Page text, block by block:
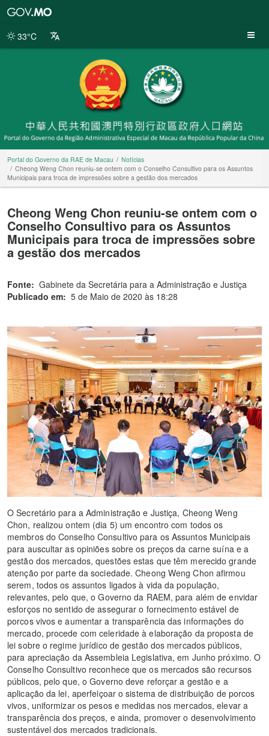
da
33°C
Portal do Governo da RAE de Macau
Notícias
Cheong Weng Chon reuniu-se ontem com o Conselho Consultivo para os Assuntos
Municipais para troca de impressões sobre a gestão dos mercados
Cheong Weng Chon reuniu-se ontem com o
Conselho Consultivo para os Assuntos
Municipais para troca de impressões sobre
a gestão dos mercados
Fonte: Gabinete da Secretária para a Administração e Justiça
Publicado em: 5 de Maio de 2020 às 18:28
O Secretário para a Administração e Justiça, Cheong Weng
Chon, realizou ontem (dia 5) um encontro com todos os
membros do Conselho Consultivo para os Assuntos Municipais
para auscultar as opiniões sobre os preços da carne suína e a
gestão dos mercados, questões estas que têm merecido grande
atenção por parte da sociedade. Cheong Weng Chon afirmou
serem, todos os assuntos ligados à vida da população,
relevantes, pelo que, o Governo da RAEM, para além de envidar
esforços no sentido de assegurar o fornecimento estável de
porcos vivos e aumentar a transparência das informações do
mercado, procede com celeridade à elaboração da proposta de
lei sobre o regime jurídico de gestão dos mercados públicos,
para apreciação da Assembleia Legislativa, em Junho próximo. O
Conselho Consultivo reconhece que os mercados são recursos
públicos, pelo que, o Governo deve reforçar a gestão e a
aplicação da lei, aperfeiçoar o sistema de distribuição de porcos
vivos, uniformizar os pesos e medidas nos mercados, elevar a
transparência dos preços, e ainda, promover o desenvolvimento
sustentável dos mercados tradicionais.